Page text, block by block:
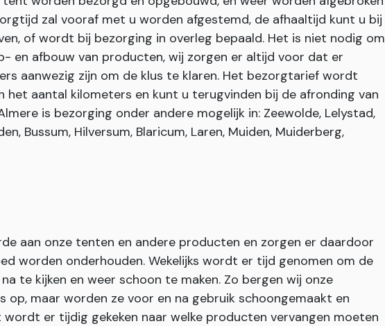
zal vooraf met u worden afgestemd, de afhaaltijd kunt u bij
of wordt bij bezorging in overleg bepaald. Het is niet nodig om
en afbouw van producten, wij zorgen er altijd voor dat er
aanwezig zijn om de klus te klaren. Het bezorgtarief wordt
het aantal kilometers en kunt u terugvinden bij de afronding van
is bezorging onder andere mogelijk in: Zeewolde, Lelystad,
Bussum, Hilversum, Blaricum, Laren, Muiden, Muiderberg,
aan onze tenten en andere producten en zorgen er daardoor
worden onderhouden. Wekelijks wordt er tijd genomen om de
te kijken en weer schoon te maken. Zo bergen wij onze
maar worden ze voor en na gebruik schoongemaakt en
wordt er tijdig gekeken naar welke producten vervangen moeten